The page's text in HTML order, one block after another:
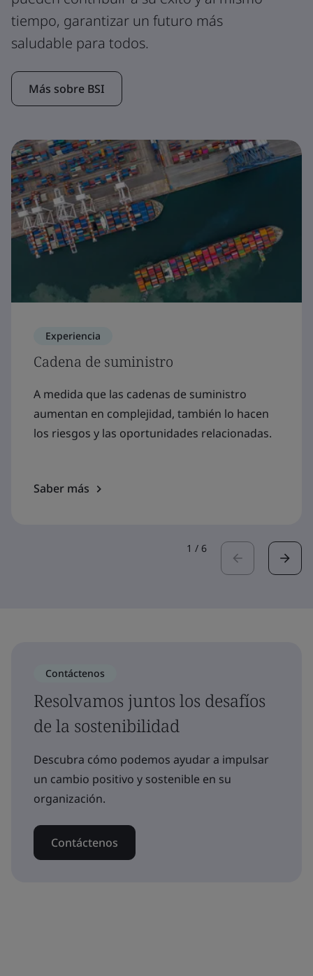
tiempo, garantizar un futuro más
saludable para todos.
Más sobre BSI
Experiencia
Cadena de suministro
A medida que las cadenas de suministro
aumentan en complejidad, también lo hacen
los riesgos y las oportunidades relacionadas.
Saber más
1 / 6
Contáctenos
Resolvamos juntos los desafíos
de la sostenibilidad
Descubra cómo podemos ayudar a impulsar
un cambio positivo y sostenible en su
organización.
Contáctenos